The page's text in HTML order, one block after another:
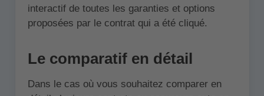
interactif de toutes les garanties et options
proposées par le contrat qui a été cliqué.
Le comparatif en détail
Dans le cas où vous souhaitez comparer en